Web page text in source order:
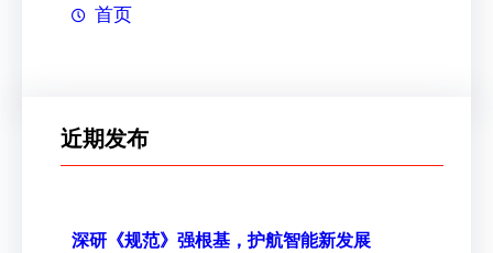
首页
近期发布
深研《规范》强根基，护航智能新发展